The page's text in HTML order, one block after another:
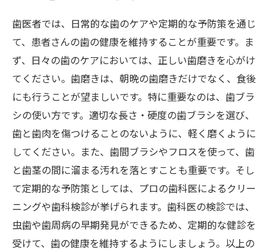
歯医者では、日常的な歯のケアや定期的な予防策を通じ
て、患者さんの歯の健康を維持することが重要です。ま
ず、日々の歯のケアにおいては、正しい歯磨きを心がけ
てください。歯磨きは、朝晩の歯磨きだけでなく、食後
にも行うことが望ましいです。特に重要なのは、歯ブラ
シの使い方です。適切な長さ・硬度の歯ブラシを選び、
歯と歯肉を傷つけることのないように、軽く磨くように
してください。また、歯間ブラシやフロスを使って、歯
と歯茎の間に溜まる汚れを落とすことも重要です。そし
て定期的な予防策としては、プロの歯科医によるクリー
ニングや歯科検診が挙げられます。歯科医の検診では、
虫歯や歯周病の早期発見ができるため、定期的な健診を
受けて、歯の健康を維持するようにしましょう。以上の